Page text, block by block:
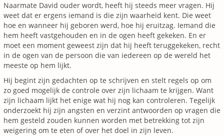
Naarmate David ouder wordt, heeft hij steeds meer vragen. Hij
weet dat er ergens iemand is die zijn waarheid kent. Die weet
hoe en wanneer hij geboren werd, hoe hij eruitzag. Iemand die
hem heeft vastgehouden en in de ogen heeft gekeken. En er
moet een moment geweest zijn dat hij heeft teruggekeken, recht
in de ogen van de persoon die van iedereen op de wereld het
meeste op hem lijkt.
Hij begint zijn gedachten op te schrijven en stelt regels op om
zo goed mogelijk de controle over zijn lichaam te krijgen. Want
zijn lichaam lijkt het enige wat hij nog kan controleren. Tegelijk
onderzoekt hij zijn angsten en verzint antwoorden op vragen die
hem gesteld zouden kunnen worden met betrekking tot zijn
weigering om te eten of over het doel in zijn leven.